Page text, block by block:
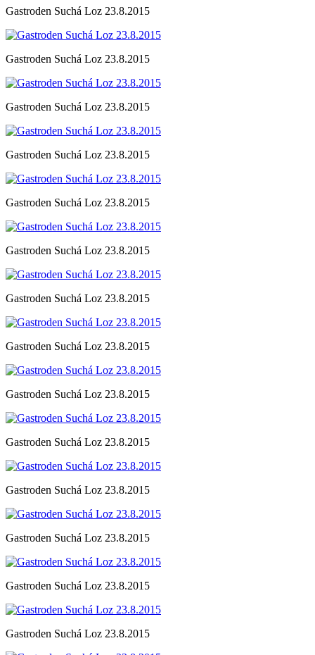
Gastroden Suchá Loz 23.8.2015
Gastroden Suchá Loz 23.8.2015
Gastroden Suchá Loz 23.8.2015
Gastroden Suchá Loz 23.8.2015
Gastroden Suchá Loz 23.8.2015
Gastroden Suchá Loz 23.8.2015
Gastroden Suchá Loz 23.8.2015
Gastroden Suchá Loz 23.8.2015
Gastroden Suchá Loz 23.8.2015
Gastroden Suchá Loz 23.8.2015
Gastroden Suchá Loz 23.8.2015
Gastroden Suchá Loz 23.8.2015
Gastroden Suchá Loz 23.8.2015
Gastroden Suchá Loz 23.8.2015